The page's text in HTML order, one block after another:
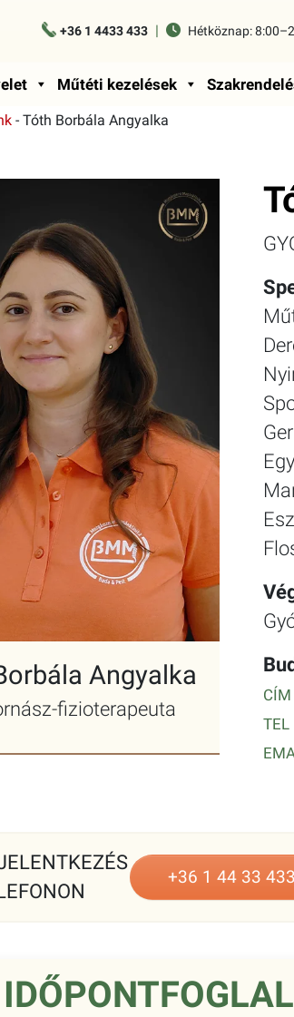
+36 1 4433 433 | Hétköznap:
Műtéti kezelések
- Tóth Borbála Angyalka
Angyalka
fizioterapeuta
CÍM
TEL
+36 1 44 33 433